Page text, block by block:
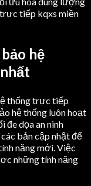
tiếp kqxs miền
hệ
thống trực tiếp
hệ thống luôn hoạt
đe dọa an ninh
bản cập nhật để
năng mới. Việc
những tính năng